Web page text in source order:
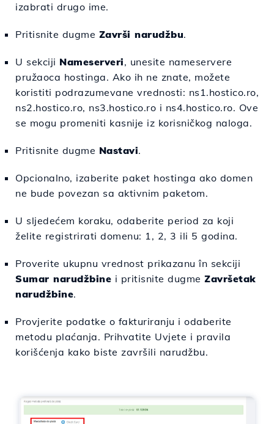
izabrati drugo ime.
Pritisnite dugme Završi narudžbu.
U sekciji Nameserveri, unesite nameservere
pružaoca hostinga. Ako ih ne znate, možete
koristiti podrazumevane vrednosti: ns1.hostico.ro,
ns2.hostico.ro, ns3.hostico.ro i ns4.hostico.ro. Ove
se mogu promeniti kasnije iz korisničkog naloga.
Pritisnite dugme Nastavi.
Opcionalno, izaberite paket hostinga ako domen
ne bude povezan sa aktivnim paketom.
U sljedećem koraku, odaberite period za koji
želite registrirati domenu: 1, 2, 3 ili 5 godina.
Proverite ukupnu vrednost prikazanu în sekciji
Sumar narudžbine i pritisnite dugme Završetak
narudžbine.
Provjerite podatke o fakturiranju i odaberite
metodu plaćanja. Prihvatite Uvjete i pravila
korišćenja kako biste završili narudžbu.